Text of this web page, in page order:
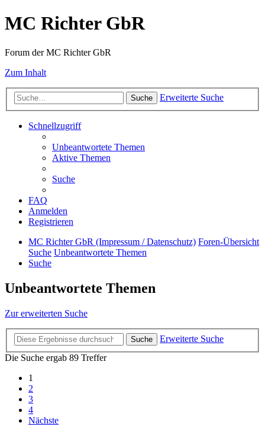
MC Richter GbR
Forum der MC Richter GbR
Zum Inhalt
Suche Erweiterte Suche
Schnellzugriff
Unbeantwortete Themen
Aktive Themen
Suche
FAQ
Anmelden
Registrieren
MC Richter GbR (Impressum / Datenschutz) Foren-Übersicht
Suche Unbeantwortete Themen
Suche
Unbeantwortete Themen
Zur erweiterten Suche
Suche
Erweiterte Suche
Die Suche ergab 89 Treffer
1
2
3
4
Nächste